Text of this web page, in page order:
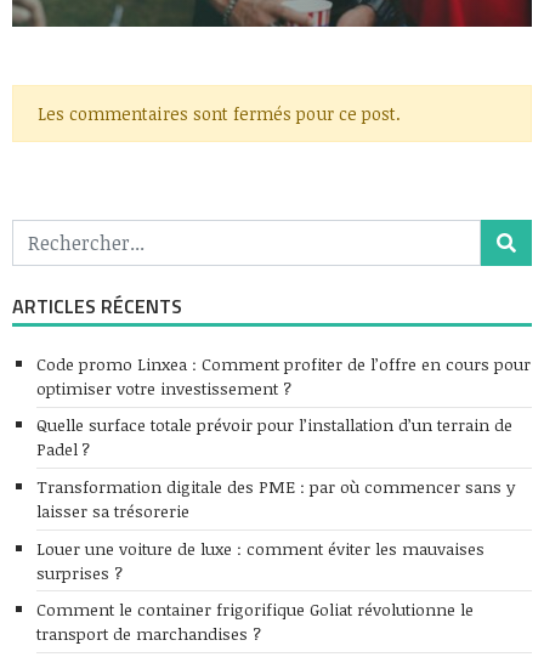
Les commentaires sont fermés pour ce post.
ARTICLES RÉCENTS
Code promo Linxea : Comment profiter de l’offre en cours pour
optimiser votre investissement ?
Quelle surface totale prévoir pour l’installation d’un terrain de
Padel ?
Transformation digitale des PME : par où commencer sans y
laisser sa trésorerie
Louer une voiture de luxe : comment éviter les mauvaises
surprises ?
Comment le container frigorifique Goliat révolutionne le
transport de marchandises ?